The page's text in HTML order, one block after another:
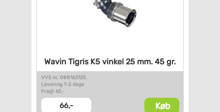
Wavin Tigris K5 vinkel 25 mm. 45 gr.
VVS nr. 088163125
Levering 1-2 dage
Fragt 65,-
66,- Køb